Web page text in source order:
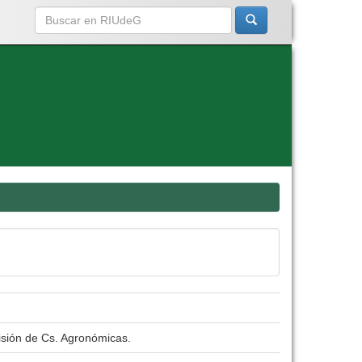
de Cs. Agronómicas.